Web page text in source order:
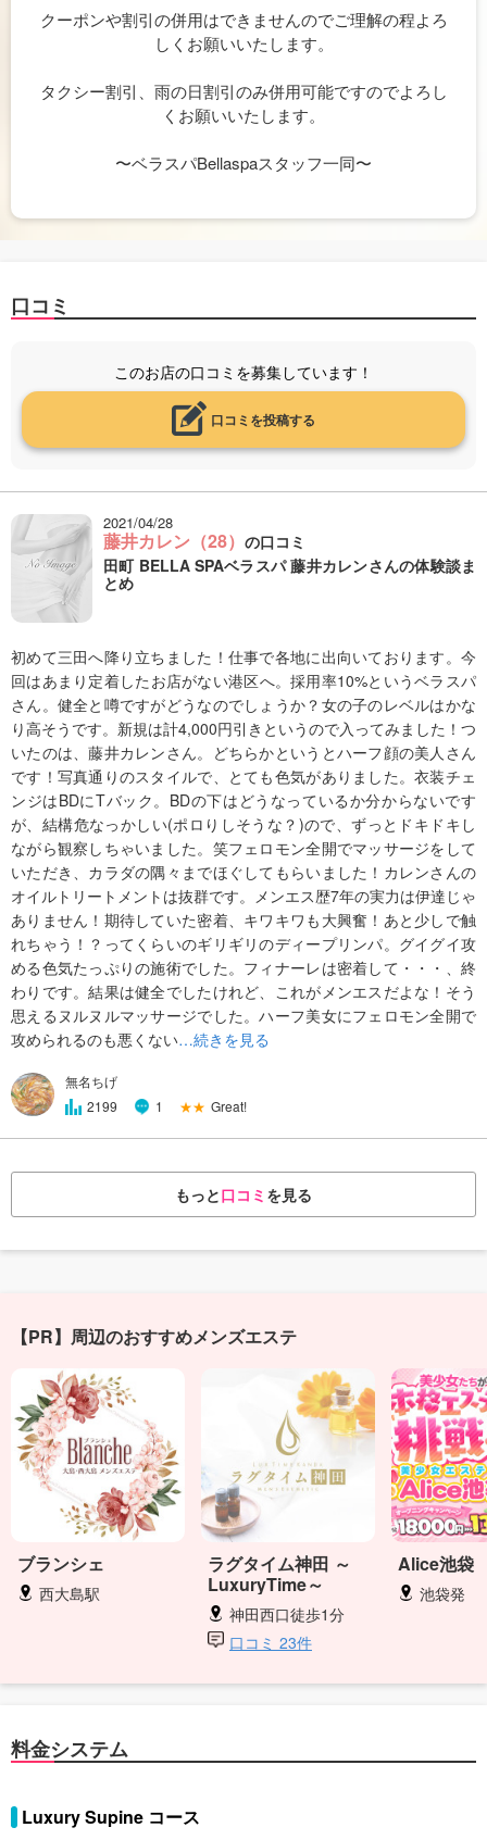
クーポンや割引の併用はできませんのでご理解の程よろ
しくお願いいたします。
タクシー割引、雨の日割引のみ併用可能ですのでよろし
くお願いいたします。
〜ベラスパBellaspaスタッフ一同〜
口コミ
このお店の口コミを募集しています！
口コミを投稿する
2021/04/28
藤井カレン（28） の口コミ
田町 BELLA SPAベラスパ 藤井カレンさんの体験談ま
とめ
初めて三田へ降り立ちました！仕事で各地に出向いております。今
回はあまり定着したお店がない港区へ。採用率10%というベラスパ
さん。健全と噂ですがどうなのでしょうか？女の子のレベルはかな
り高そうです。新規は計4,000円引きというので入ってみました！つ
いたのは、藤井カレンさん。どちらかというとハーフ顔の美人さん
です！写真通りのスタイルで、とても色気がありました。衣装チェ
ンジはBDにTバック。BDの下はどうなっているか分からないです
が、結構危なっかしい(ポロりしそうな？)ので、ずっとドキドキし
ながら観察しちゃいました。笑フェロモン全開でマッサージをして
いただき、カラダの隅々までほぐしてもらいました！カレンさんの
オイルトリートメントは抜群です。メンエス歴7年の実力は伊達じゃ
ありません！期待していた密着、キワキワも大興奮！あと少しで触
れちゃう！？ってくらいのギリギリのディープリンパ。グイグイ攻
める色気たっぷりの施術でした。フィナーレは密着して・・・、終
わりです。結果は健全でしたけれど、これがメンエスだよな！そう
思えるヌルヌルマッサージでした。ハーフ美女にフェロモン全開で
攻められるのも悪くない…続きを見る
無名ちげ
2199
1 ★★ Great!
もっと口コミ を見る
【PR】周辺のおすすめメンズエステ
ブランシェ
西大島駅
ラグタイム神田 ～
LuxuryTime～
神田西口徒歩1分
口コミ 23件
Alice池袋
池袋発
料金システム
Luxury Supine コース